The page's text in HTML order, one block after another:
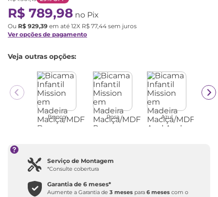
R$ 789,98 no Pix
Ou R$ 929,39 em até 12X R$ 77,44 sem juros
Ver opções de pagamento
Veja outras opções:
Branco Rosa Azul
Serviço de Montagem
*Consulte cobertura
Garantia de6 meses*
Aumente a Garantia de3 meses para6 meses com o